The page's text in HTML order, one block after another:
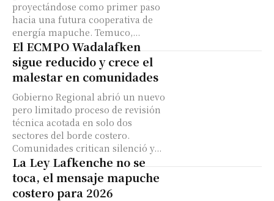
proyectándose como primer paso
hacia una futura cooperativa de
energía mapuche. Temuco,...
El ECMPO Wadalafken
sigue reducido y crece el
malestar en comunidades
Gobierno Regional abrió un nuevo
pero limitado proceso de revisión
técnica acotada en solo dos
sectores del borde costero.
Comunidades critican silenció y...
La Ley Lafkenche no se
toca, el mensaje mapuche
costero para 2026